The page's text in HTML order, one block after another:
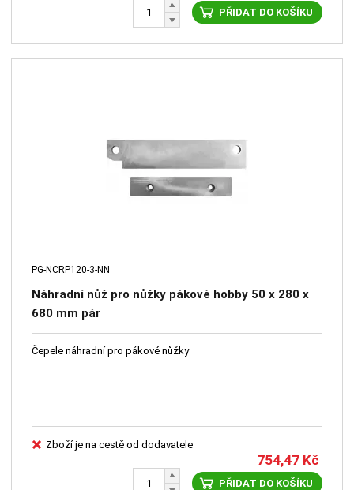
PŘIDAT DO KOŠÍKU
PG-NCRP120-3-NN
Náhradní nůž pro nůžky pákové hobby 50 x 280 x
680 mm pár
Čepele náhradní pro pákové nůžky
Zboží je na cestě od dodavatele
754,47 Kč
PŘIDAT DO KOŠÍKU